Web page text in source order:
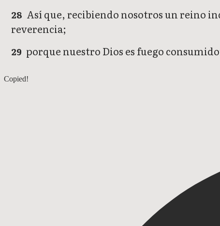
28 Así que, recibiendo nosotros un reino
reverencia;
29 porque nuestro Dios es fuego
Hebreos 11
Copied!